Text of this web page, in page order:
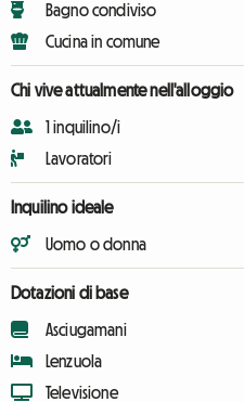
Bagno condiviso
Cucina in comune
Chi vive attualmente nell'alloggio
1 inquilino/i
Lavoratori
Inquilino ideale
Uomo o donna
Dotazioni di base
Asciugamani
Lenzuola
Televisione